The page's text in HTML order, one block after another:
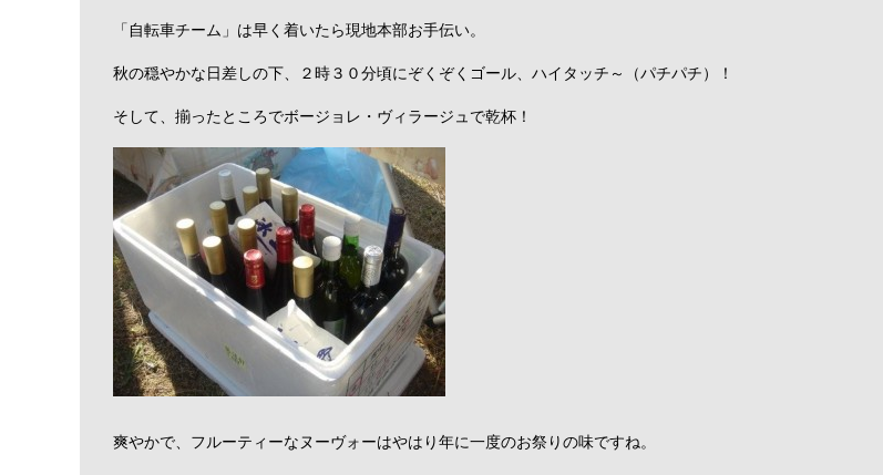
「自転車チーム」は早く着いたら現地本部お手伝い。
秋の穏やかな日差しの下、２時３０分頃にぞくぞくゴール、ハイタッチ～（パチパチ）！
そして、揃ったところでボージョレ・ヴィラージュで乾杯！
爽やかで、フルーティーなヌーヴォーはやはり年に一度のお祭りの味ですね。